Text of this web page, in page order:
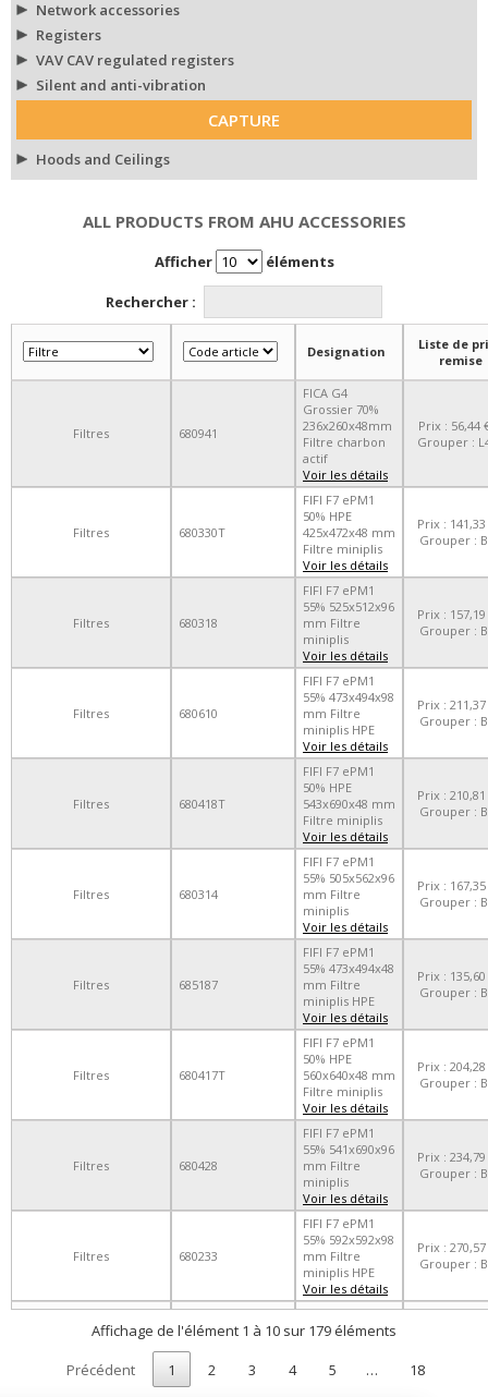
Network accessories
Registers
VAV CAV regulated registers
Silent and anti-vibration
CAPTURE
Hoods and Ceilings
ALL PRODUCTS FROM AHU ACCESSORIES
Afficher éléments
Rechercher :
Designation
Liste de
remise
Filtres 680941
FICA G4
Grossier 70%
236x260x48mm
Filtre charbon
actif
Voir les détails
Prix : 56,44
Grouper :
Filtres 680330T
FIFI F7 ePM1
50% HPE
425x472x48 mm
Filtre miniplis
Voir les détails
Prix :
Grouper :
Filtres 680318
FIFI F7 ePM1
55% 525x512x96
mm Filtre
miniplis
Voir les détails
Prix :
Grouper :
Filtres 680610
FIFI F7 ePM1
55% 473x494x98
mm Filtre
miniplis HPE
Voir les détails
Prix :
Grouper :
Filtres 680418T
FIFI F7 ePM1
50% HPE
543x690x48 mm
Filtre miniplis
Voir les détails
Prix :
Grouper :
Filtres 680314
FIFI F7 ePM1
55% 505x562x96
mm Filtre
miniplis
Voir les détails
Prix :
Grouper :
Filtres 685187
FIFI F7 ePM1
55% 473x494x48
mm Filtre
miniplis HPE
Voir les détails
Prix :
Grouper :
Filtres 680417T
FIFI F7 ePM1
50% HPE
560x640x48 mm
Filtre miniplis
Voir les détails
Prix :
Grouper :
Filtres 680428
FIFI F7 ePM1
55% 541x690x96
mm Filtre
miniplis
Voir les détails
Prix :
Grouper :
Filtres 680233
FIFI F7 ePM1
55% 592x592x98
mm Filtre
miniplis HPE
Voir les détails
Prix :
Grouper :
Affichage de l'élément 1 à 10 sur 179 éléments
Précédent
1 2 3 4 5 …
18